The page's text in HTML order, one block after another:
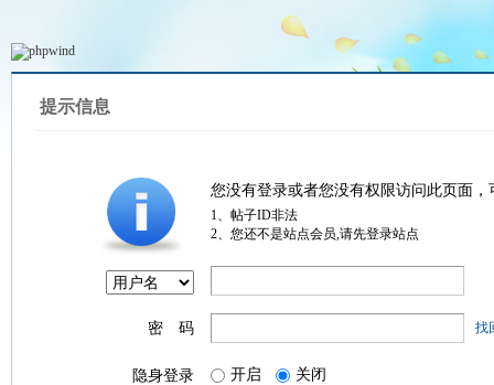
提示信息
您没有登录或者您没有权限访问此页面
1、帖子ID非法
2、您还不是站点会员,请先登录站点
密 码 找
隐身登录 开启 关闭